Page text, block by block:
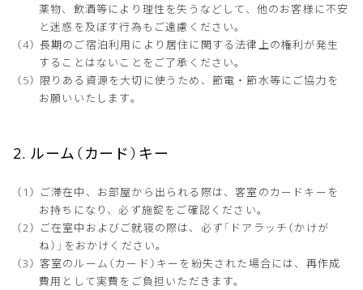
薬物、飲酒等により理性を失うなどして、他のお客様に不安
と迷惑を及ぼす行為もご遠慮ください。
長期のご宿泊利用により居住に関する法律上の権利が発生
することはないことをご了承ください。
限りある資源を大切に使うため、節電・節水等にご協力を
お願いいたします。
2. ルーム（カード）キー
ご滞在中、お部屋から出られる際は、客室のカードキーを
お持ちになり、必ず施錠をご確認ください。
ご在室中およびご就寝の際は、必ず「ドアラッチ（かけが
ね）」をおかけください。
客室のルーム（カード）キーを紛失された場合には、再作成
費用として実費をご負担いただきます。